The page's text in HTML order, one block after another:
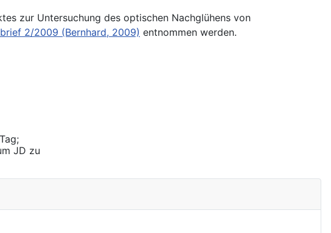
zur Untersuchung des optischen Nachglühens von
2/2009 (Bernhard, 2009) entnommen werden.
JD zu